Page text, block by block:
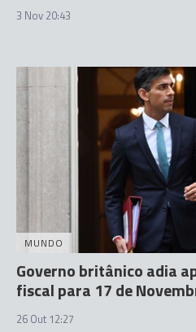
3 Nov 20:43
MUNDO
Governo britânico adia
fiscal para 17 de
26 Out 12:27